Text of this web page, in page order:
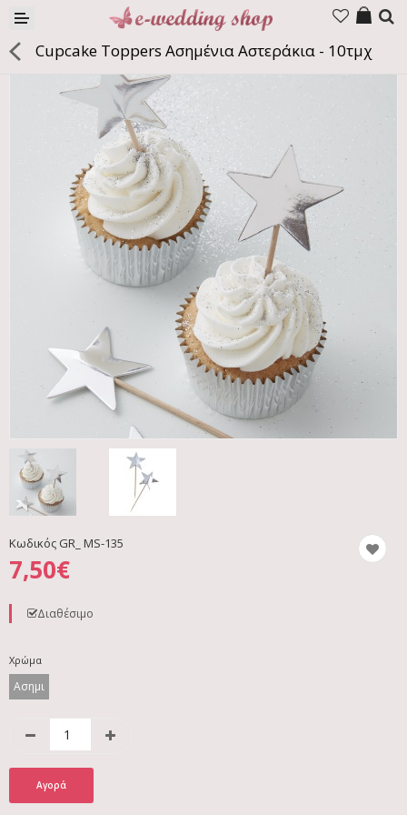
Προϊόντα
Εταιρία
Γλώσσα
Cupcake Toppers Ασημένια Αστεράκια - 10τμχ
Κωδικός GR_ MS-135
7,50€
Διαθέσιμο
Χρώμα
Ασημι